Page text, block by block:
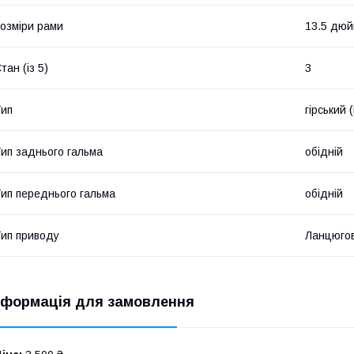
рами 13.5
(із 5) 3
гірський
заднього гальма обідній
переднього гальма обідній
приводу
для замовлення